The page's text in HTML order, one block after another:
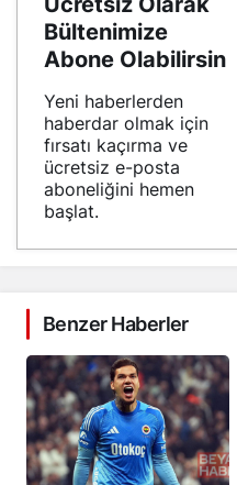
Bültenimize
Abone Olabilirsin
Yeni haberlerden
haberdar olmak için
fırsatı kaçırma ve
ücretsiz e-posta
aboneliğini hemen
başlat.
Benzer Haberler